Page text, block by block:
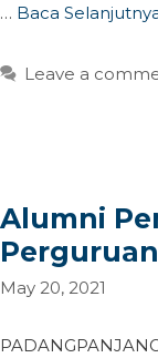
… Baca
Leave a
Alumni
May 20, 2021